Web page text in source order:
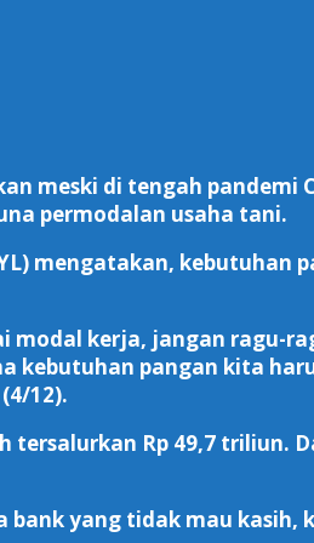
meski di tengah
permodalan usaha tani.
mengatakan, kebutuhan
modal kerja, jangan ragu-
pangan kita
12).
tersalurkan Rp 49,7
bank yang tidak mau